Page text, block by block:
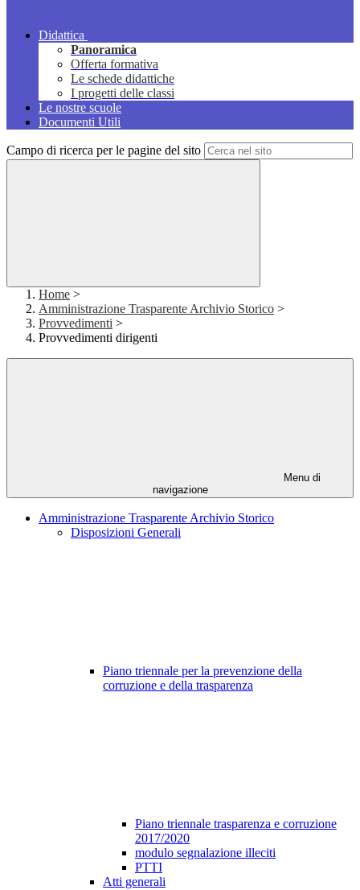
Didattica
Panoramica
Offerta formativa
Le schede didattiche
I progetti delle classi
Le nostre scuole
Documenti Utili
Campo di ricerca per le pagine del sito
Home >
Amministrazione Trasparente Archivio Storico >
Provvedimenti >
Provvedimenti dirigenti
Menu di
navigazione
Amministrazione Trasparente Archivio Storico
Disposizioni Generali
Piano triennale per la prevenzione della
corruzione e della trasparenza
Piano triennale trasparenza e corruzione
2017/2020
modulo segnalazione illeciti
PTTI
Atti generali